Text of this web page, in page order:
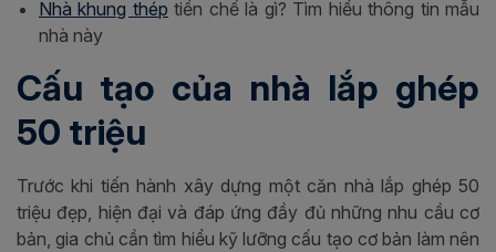
Nhà khung thép tiền chế là gì? Tìm hiểu thông tin mẫu
nhà này
Cấu tạo của nhà lắp ghép
50 triệu
Trước khi tiến hành xây dựng một căn nhà lắp ghép 50
triệu đẹp, hiện đại và đáp ứng đầy đủ những nhu cầu cơ
bản, gia chủ cần tìm hiểu kỹ lưỡng cấu tạo cơ bản làm nên